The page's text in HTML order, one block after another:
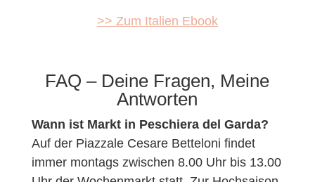
>> Zum Italien Ebook
FAQ – Deine Fragen, Meine
Antworten
Wann ist Markt in Peschiera del Garda?
Auf der Piazzale Cesare Betteloni findet
immer montags zwischen 8.00 Uhr bis 13.00